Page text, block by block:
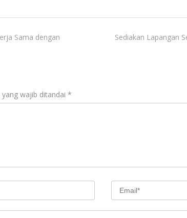
Sama dengan
Sediakan Lapangan
yang wajib ditandai *